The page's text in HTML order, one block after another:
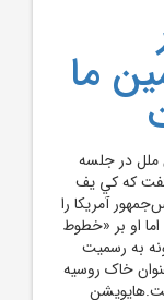
ما
ملل در جلسه
گفت که کي يف
آمريکا را
او بر «خطوط
به رسميت
خاک روسيه